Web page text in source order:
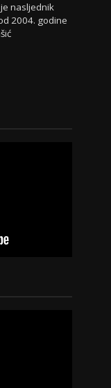
nasljednik
2004. godine